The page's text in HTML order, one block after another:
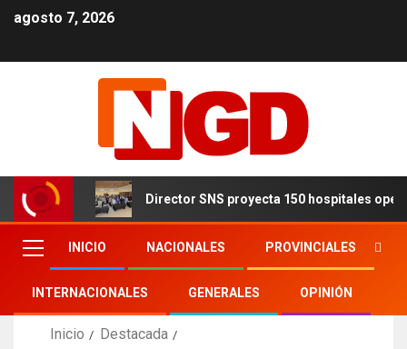
agosto 7, 2026
Director SNS proyecta 150 hospitales
INICIO NACIONALES PROVINCIALES
INTERNACIONALES GENERALES OPINIÓN
Inicio
Destacada